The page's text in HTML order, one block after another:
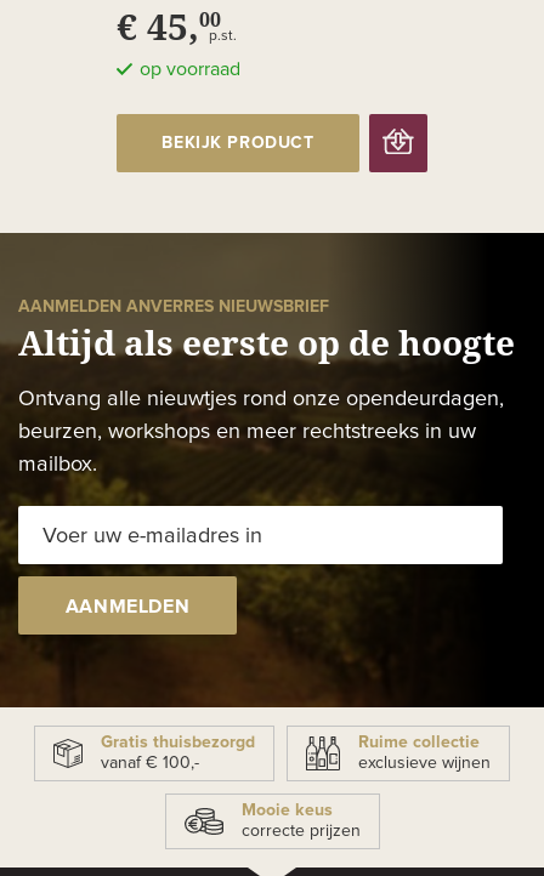
€ 45,00
p.st.
op voorraad
BEKIJK PRODUCT
AANMELDEN ANVERRES NIEUWSBRIEF
Altijd als eerste op de hoogte
Ontvang alle nieuwtjes rond onze opendeurdagen,
beurzen, workshops en meer rechtstreeks in uw
mailbox.
AANMELDEN
Gratis thuisbezorgd
vanaf € 100,-
Ruime collectie
exclusieve wijnen
Mooie keus
correcte prijzen